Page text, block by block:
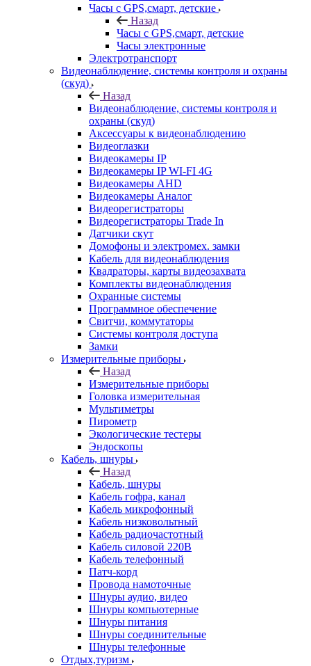
Часы с GPS,смарт, детские
Назад
Часы с GPS,смарт, детские
Часы электронные
Электротранспорт
Видеонаблюдение, системы контроля и охраны
(скуд)
Назад
Видеонаблюдение, системы контроля и
охраны (скуд)
Аксессуары к видеонаблюдению
Видеоглазки
Видеокамеры IP
Видеокамеры IP WI-FI 4G
Видеокамеры AHD
Видеокамеры Аналог
Видеорегистраторы
Видеорегистраторы Trade In
Датчики скут
Домофоны и электромех. замки
Кабель для видеонаблюдения
Квадраторы, карты видеозахвата
Комплекты видеонаблюдения
Охранные системы
Программное обеспечение
Свитчи, коммутаторы
Системы контроля доступа
Замки
Измерительные приборы
Назад
Измерительные приборы
Головка измерительная
Мультиметры
Пирометр
Экологические тестеры
Эндоскопы
Кабель, шнуры
Назад
Кабель, шнуры
Кабель гофра, канал
Кабель микрофонный
Кабель низковольтный
Кабель радиочастотный
Кабель силовой 220В
Кабель телефонный
Патч-корд
Провода намоточные
Шнуры аудио, видео
Шнуры компьютерные
Шнуры питания
Шнуры соединительные
Шнуры телефонные
Отдых,туризм